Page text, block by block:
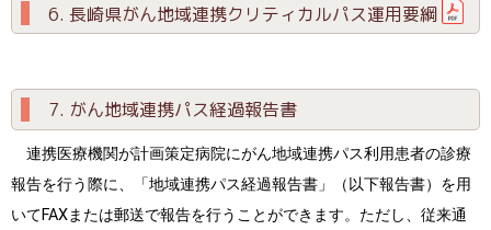
6. 長崎県がん地域連携クリティカルパス運用要綱
7. がん地域連携パス経過報告書
連携医療機関が計画策定病院にがん地域連携パス利用患者の診療
報告を行う際に、「地域連携パス経過報告書」（以下報告書）を用
いてFAXまたは郵送で報告を行うことができます。ただし、従来通